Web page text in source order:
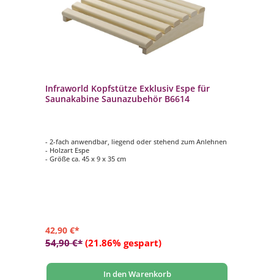
Infraworld Kopfstütze Exklusiv Espe für
Saunakabine Saunazubehör B6614
- 2-fach anwendbar, liegend oder stehend zum Anlehnen
- Holzart Espe
- Größe ca. 45 x 9 x 35 cm
42,90 €*
54,90 €* (21.86% gespart)
In den Warenkorb